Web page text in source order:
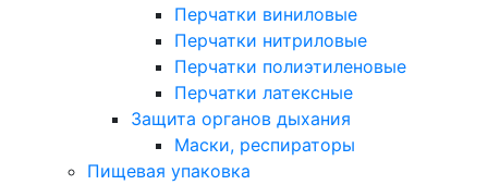
Перчатки виниловые
Перчатки нитриловые
Перчатки полиэтиленовые
Перчатки латексные
Защита органов дыхания
Маски, респираторы
Пищевая упаковка